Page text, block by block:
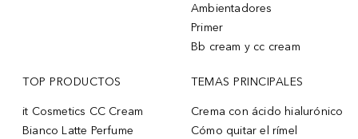
Ambientadores
Primer
Bb cream y cc cream
TOP PRODUCTOS
it Cosmetics CC Cream
Bianco Latte Perfume
TEMAS PRINCIPALES
Crema con ácido hialurónico
Cómo quitar el rímel